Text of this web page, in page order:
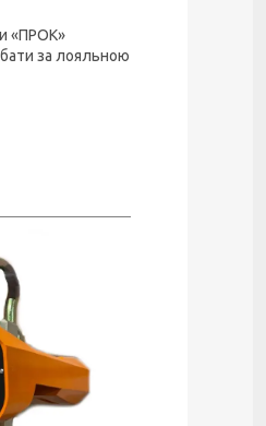
«ПРОК»
за лояльною